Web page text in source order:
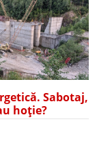
Sabotaj,
hoție?